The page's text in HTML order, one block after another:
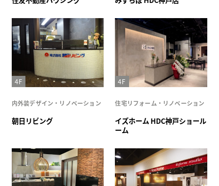
内外装デザイン・リノベーション
朝日リビング
4F
住宅リフォーム・リノベーション
イズホーム HDC神戸ショール
ーム
4F